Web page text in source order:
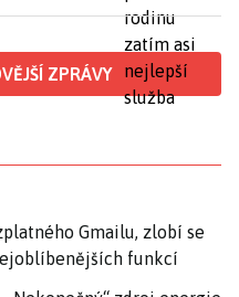
ZPRÁVY
Gmailu, zlobí se
funkcí